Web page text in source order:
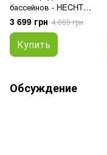
бассейнов - HECHT
00091
3 699 грн 4 069 грн
Купить
Обсуждение